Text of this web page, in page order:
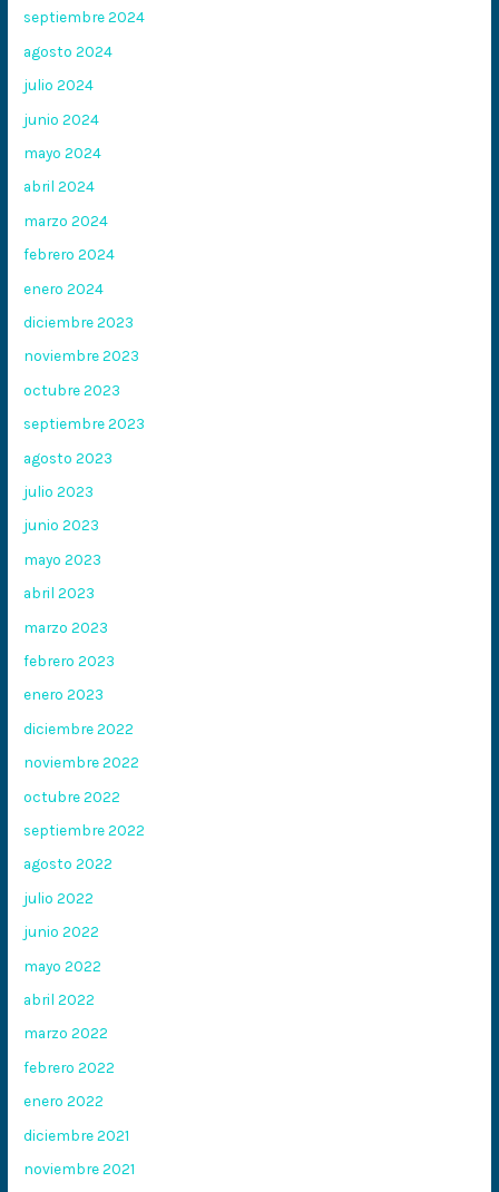
septiembre 2024
agosto 2024
julio 2024
junio 2024
mayo 2024
abril 2024
marzo 2024
febrero 2024
enero 2024
diciembre 2023
noviembre 2023
octubre 2023
septiembre 2023
agosto 2023
julio 2023
junio 2023
mayo 2023
abril 2023
marzo 2023
febrero 2023
enero 2023
diciembre 2022
noviembre 2022
octubre 2022
septiembre 2022
agosto 2022
julio 2022
junio 2022
mayo 2022
abril 2022
marzo 2022
febrero 2022
enero 2022
diciembre 2021
noviembre 2021